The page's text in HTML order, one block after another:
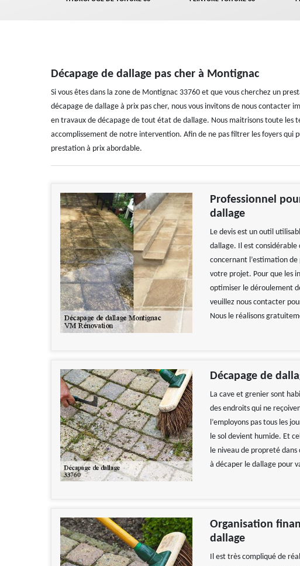
Décapage de dallage pas cher à Montignac
Si vous êtes dans la zone de Montignac 33760 et que vous cherchez un
décapage de dallage à prix pas cher, nous vous invitons de nous contacter
en travaux de décapage de tout état de dallage. Nous maitrisons toute les
accomplissement de notre intervention. Afin de ne pas filtrer les foyers qui
prestation à prix abordable.
Professionnel
dallage
Le devis est un outil
dallage. Il est
concernant l’estimation
votre projet. Pour que les
optimiser le déroulement
veuillez nous contacter
Nous le réalisons
Décapage de
La cave et grenier sont
des endroits qui ne
l’employons pas tous les
le sol devient humide. Et
le niveau de propreté
à décaper le dallage pour
Organisation
dallage
Il est très compliqué de